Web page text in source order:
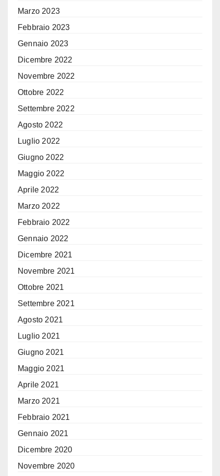
Marzo 2023
Febbraio 2023
Gennaio 2023
Dicembre 2022
Novembre 2022
Ottobre 2022
Settembre 2022
Agosto 2022
Luglio 2022
Giugno 2022
Maggio 2022
Aprile 2022
Marzo 2022
Febbraio 2022
Gennaio 2022
Dicembre 2021
Novembre 2021
Ottobre 2021
Settembre 2021
Agosto 2021
Luglio 2021
Giugno 2021
Maggio 2021
Aprile 2021
Marzo 2021
Febbraio 2021
Gennaio 2021
Dicembre 2020
Novembre 2020